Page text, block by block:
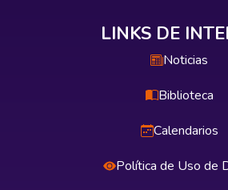
LINKS DE
Noticias
Biblioteca
Calendarios
Política de Uso de